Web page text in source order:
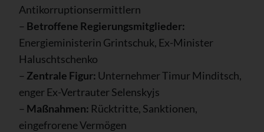
Antikorruptionsermittlern
– Betroffene Regierungsmitglieder:
Energieministerin Grintschuk, Ex-Minister
Haluschtschenko
– Zentrale Figur: Unternehmer Timur Minditsch,
enger Ex-Vertrauter Selenskyjs
– Maßnahmen: Rücktritte, Sanktionen,
eingefrorene Vermögen